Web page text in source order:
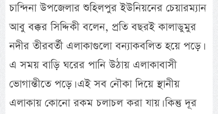
চান্দিনা উপজেলার শুহিলপুর ইউনিয়নের চেয়ারম্যান
আবু বক্কর সিদ্দিকী বলেন, প্রতি বছরই কালাডুমুর
নদীর তীরবর্তী এলাকাগুলো বন্যাকবলিত হয়ে পড়ে।
এ সময় বাড়ি ঘরের পানি উঠায় এলাকাবাসী
ভোগান্তীতে পড়ে। এই সব নৌকা দিয়ে স্থানীয়
এলাকায় কোনো রকম চলাচল করা যায়। কিন্তু দূর